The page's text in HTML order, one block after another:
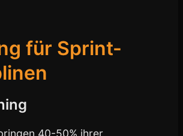
für Sprint-
40-50% ihrer